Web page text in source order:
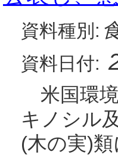
資料種別:
資料日付:
米国環
キノシル
(木の実)